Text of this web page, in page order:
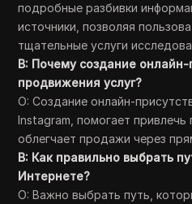
подробные разбивки
источники, позволяя
тщательные услуги
В: Почему создание
продвижения услуг?
О: Создание онлайн-
Instagram, помогает
облегчает продажи через
В: Как правильно выбрать
Интернете?
О: Важно выбрать путь,